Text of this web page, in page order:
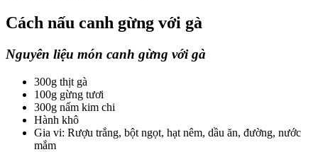
Cách nấu canh gừng với gà
Nguyên liệu món canh gừng với gà
300g thịt gà
100g gừng tươi
300g nấm kim chi
Hành khô
Gia vi: Rượu trắng, bột ngọt, hạt nêm, dầu ăn, đường, nước
mắm